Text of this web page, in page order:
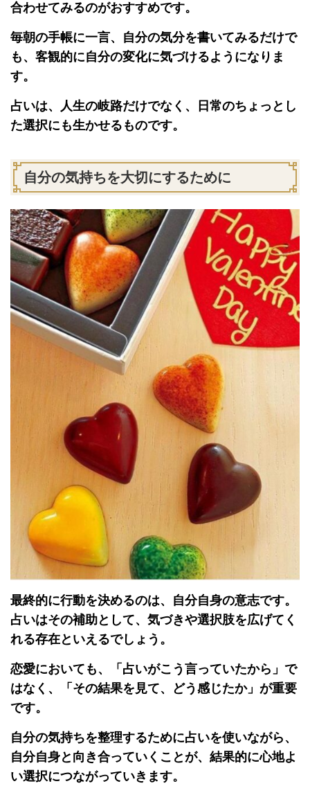
合わせてみるのがおすすめです。
毎朝の手帳に一言、自分の気分を書いてみるだけで
も、客観的に自分の変化に気づけるようになりま
す。
占いは、人生の岐路だけでなく、日常のちょっとし
た選択にも生かせるものです。
自分の気持ちを大切にするために
最終的に行動を決めるのは、自分自身の意志です。
占いはその補助として、気づきや選択肢を広げてく
れる存在といえるでしょう。
恋愛においても、「占いがこう言っていたから」で
はなく、「その結果を見て、どう感じたか」が重要
です。
自分の気持ちを整理するために占いを使いながら、
自分自身と向き合っていくことが、結果的に心地よ
い選択につながっていきます。